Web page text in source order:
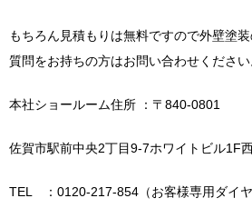
もちろん見積もりは無料ですので外壁塗
質問をお持ちの方はお問い合わせください
本社ショールーム住所 ：〒840-0801
佐賀市駅前中央2丁目9-7ホワイトビル1F
TEL ：0120-217-854（お客様専用ダイヤ